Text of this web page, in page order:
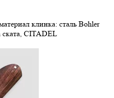
клинка: сталь Bohler
ската, CITADEL